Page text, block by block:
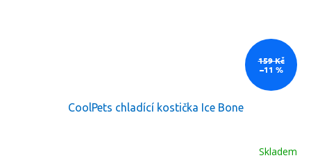
159 Kč
–11 %
CoolPets chladící kostička Ice Bone
Skladem